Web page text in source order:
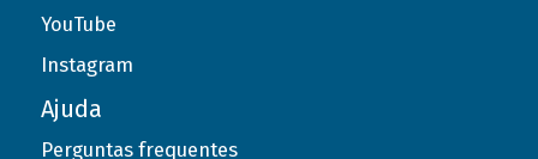
YouTube
Instagram
Ajuda
Perguntas frequentes